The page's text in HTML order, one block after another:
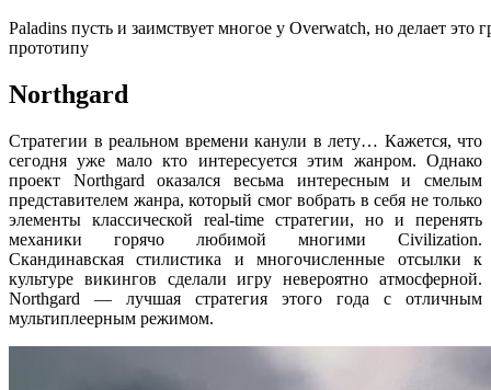
Paladins пусть и заимствует многое у Overwatch, но делает
прототипу
Northgard
Стратегии в реальном времени канули в лету… Кажется, что
сегодня уже мало кто интересуется этим жанром. Однако
проект Northgard оказался весьма интересным и смелым
представителем жанра, который смог вобрать в себя не только
элементы классической real-time стратегии, но и перенять
механики горячо любимой многими Civilization.
Скандинавская стилистика и многочисленные отсылки к
культуре викингов сделали игру невероятно атмосферной.
Northgard — лучшая стратегия этого года с отличным
мультиплеерным режимом.